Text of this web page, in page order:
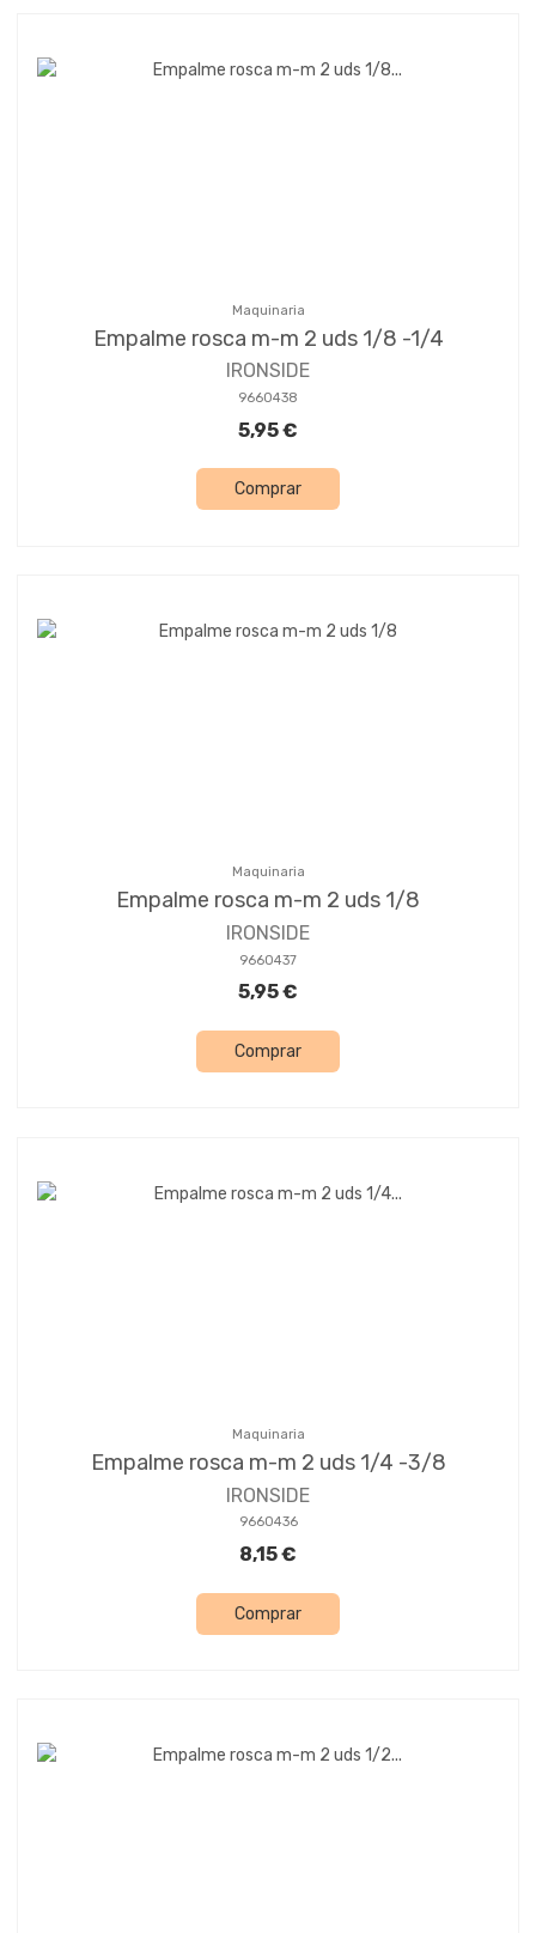
Maquinaria
Empalme rosca m-m 2 uds 1/8 -1/4
IRONSIDE
9660438
5,95 €
Comprar
Maquinaria
Empalme rosca m-m 2 uds 1/8
IRONSIDE
9660437
5,95 €
Comprar
Maquinaria
Empalme rosca m-m 2 uds 1/4 -3/8
IRONSIDE
9660436
8,15 €
Comprar